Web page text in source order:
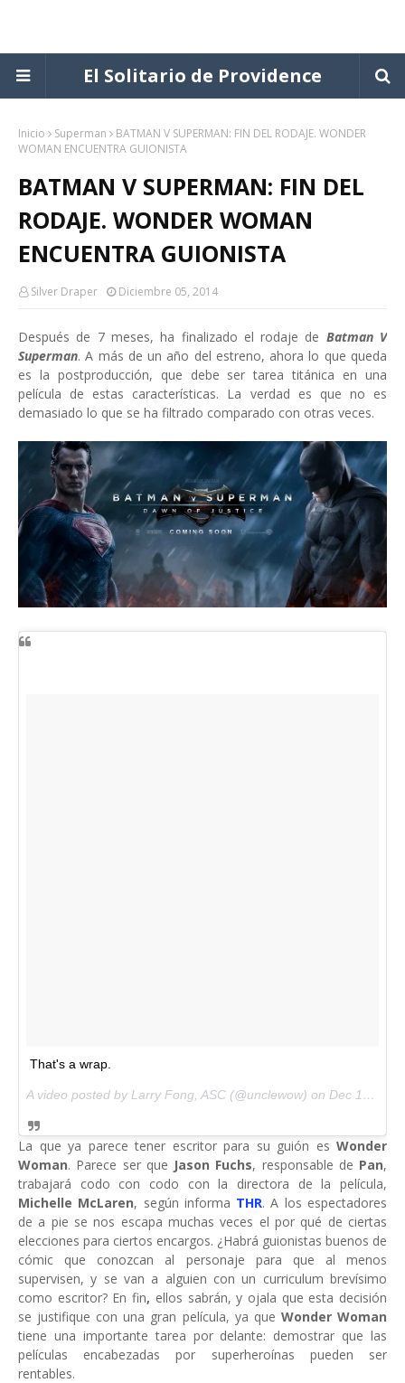
El Solitario de Providence
Inicio Superman
BATMAN V SUPERMAN: FIN DEL RODAJE. WONDER
WOMAN ENCUENTRA GUIONISTA
BATMAN V SUPERMAN: FIN DEL
RODAJE. WONDER WOMAN
ENCUENTRA GUIONISTA
Silver Draper Diciembre 05, 2014
Después de 7 meses, ha finalizado el rodaje de Batman V
Superman. A más de un año del estreno, ahora lo que queda
es la postproducción, que debe ser tarea titánica en una
película de estas características. La verdad es que no es
demasiado lo que se ha filtrado comparado con otras veces.
That's a wrap.
A video posted by Larry Fong, ASC (@unclewow) on Dec 12, 2014 at 7:16pm PST
La que ya parece tener escritor para su guión es Wonder
Woman. Parece ser que Jason Fuchs, responsable de Pan,
trabajará codo con codo con la directora de la película,
Michelle McLaren, según informa THR. A los espectadores
de a pie se nos escapa muchas veces el por qué de ciertas
elecciones para ciertos encargos. ¿Habrá guionistas buenos de
cómic que conozcan al personaje para que al menos
supervisen, y se van a alguien con un curriculum brevísimo
como escritor? En fin, ellos sabrán, y ojala que esta decisión
se justifique con una gran película, ya que Wonder Woman
tiene una importante tarea por delante: demostrar que las
películas encabezadas por superheroínas pueden ser
rentables.